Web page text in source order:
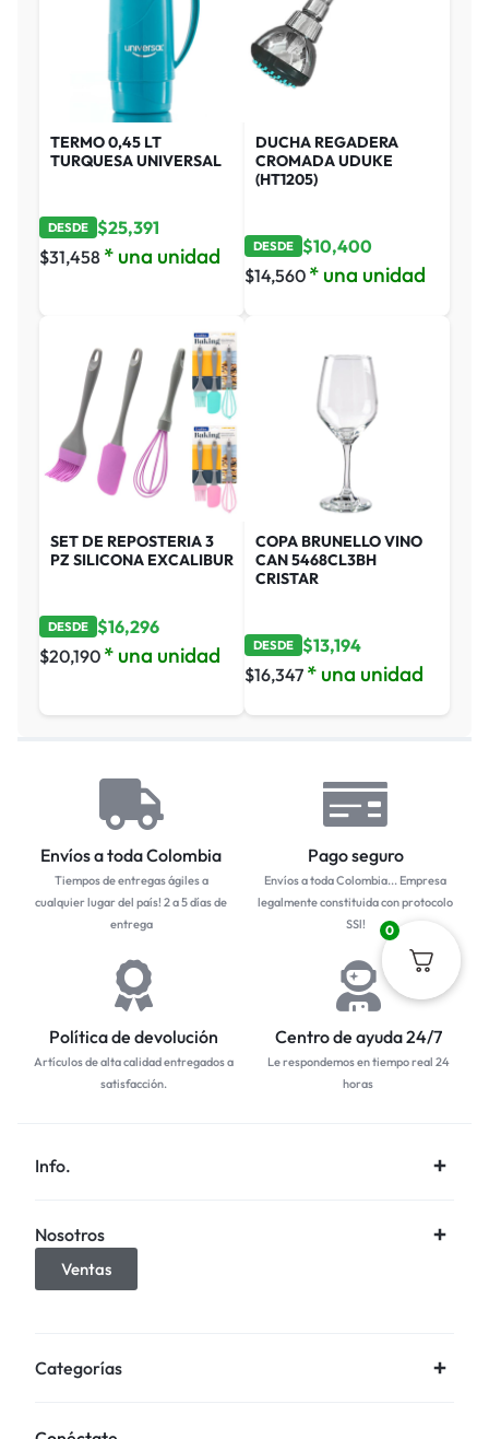
TERMO 0,45 LT
TURQUESA UNIVERSAL
DESDE $25,391
$31,458 * una unidad
DUCHA REGADERA
CROMADA UDUKE
(HT1205)
DESDE $10,400
$14,560 * una unidad
SET DE REPOSTERIA 3
PZ SILICONA EXCALIBUR
DESDE $16,296
$20,190 * una unidad
COPA BRUNELLO VINO
CAN 5468CL3BH
CRISTAR
DESDE $13,194
$16,347 * una unidad
Envíos a toda Colombia
Tiempos de entregas ágiles a
cualquier lugar del país! 2 a 5 días de
entrega
Pago seguro
Envíos a toda Colombia... Empresa
legalmente constituida con protocolo
SSl!
Política de devolución
Artículos de alta calidad entregados a
satisfacción.
Centro de ayuda 24/7
Le respondemos en tiempo real 24
horas
Info.
Nosotros
Ventas
Categorías
0